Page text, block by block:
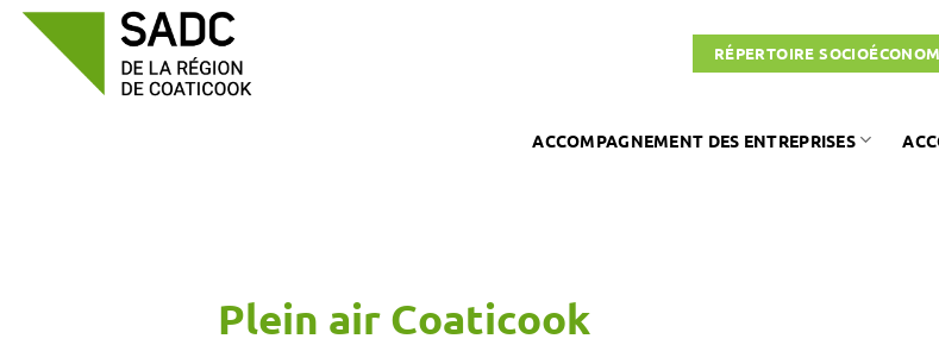
Passer
RÉPERTOIRE
ACCOMPAGNEMENT DES ENTREPRISES
Plein air Coaticook